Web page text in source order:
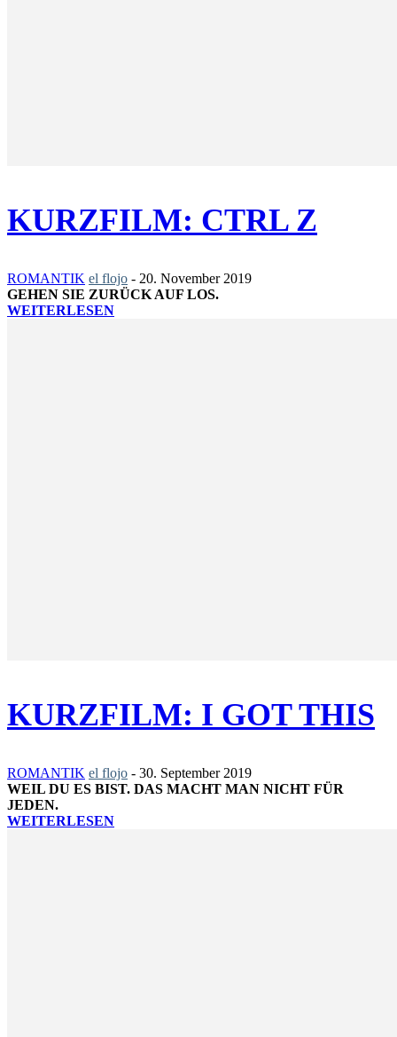
KURZFILM: CTRL Z
ROMANTIK el flojo - 20. November 2019
GEHEN SIE ZURÜCK AUF LOS.
WEITERLESEN
KURZFILM: I GOT THIS
ROMANTIK el flojo - 30. September 2019
WEIL DU ES BIST. DAS MACHT MAN NICHT FÜR
JEDEN.
WEITERLESEN